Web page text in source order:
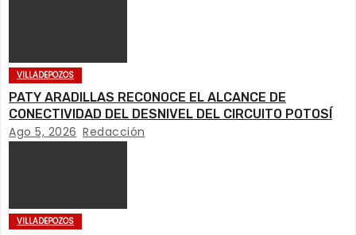
VILLADEPOZOS
PATY ARADILLAS RECONOCE EL ALCANCE DE
CONECTIVIDAD DEL DESNIVEL DEL CIRCUITO POTOSÍ
Ago 5, 2026 Redacción
VILLADEPOZOS